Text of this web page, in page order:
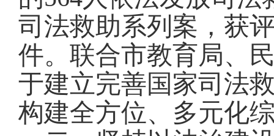
司法救助系列案，获
件。联合市教育局、
于建立完善国家司法
构建全方位、多元化